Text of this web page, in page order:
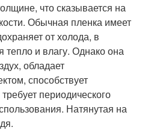
что сказывается на
Обычная пленка имеет
от холода, в
тепло и влагу. Однако она
обладает
способствует
периодического
Натянутая на